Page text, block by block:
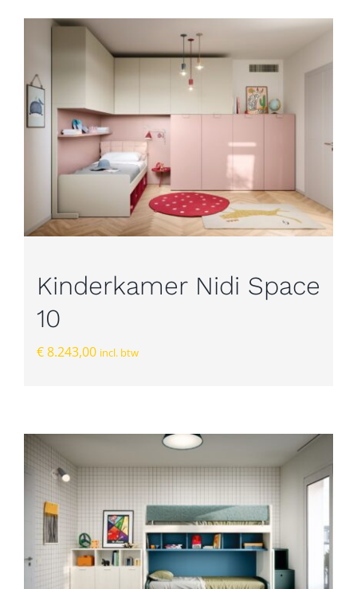
Kinderkamer Nidi Space
10
€8.243,00 incl. btw